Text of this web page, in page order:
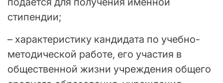
стипендии;
– характеристику кандидата по учебно-
методической работе, его участия в
общественной жизни учреждения общего